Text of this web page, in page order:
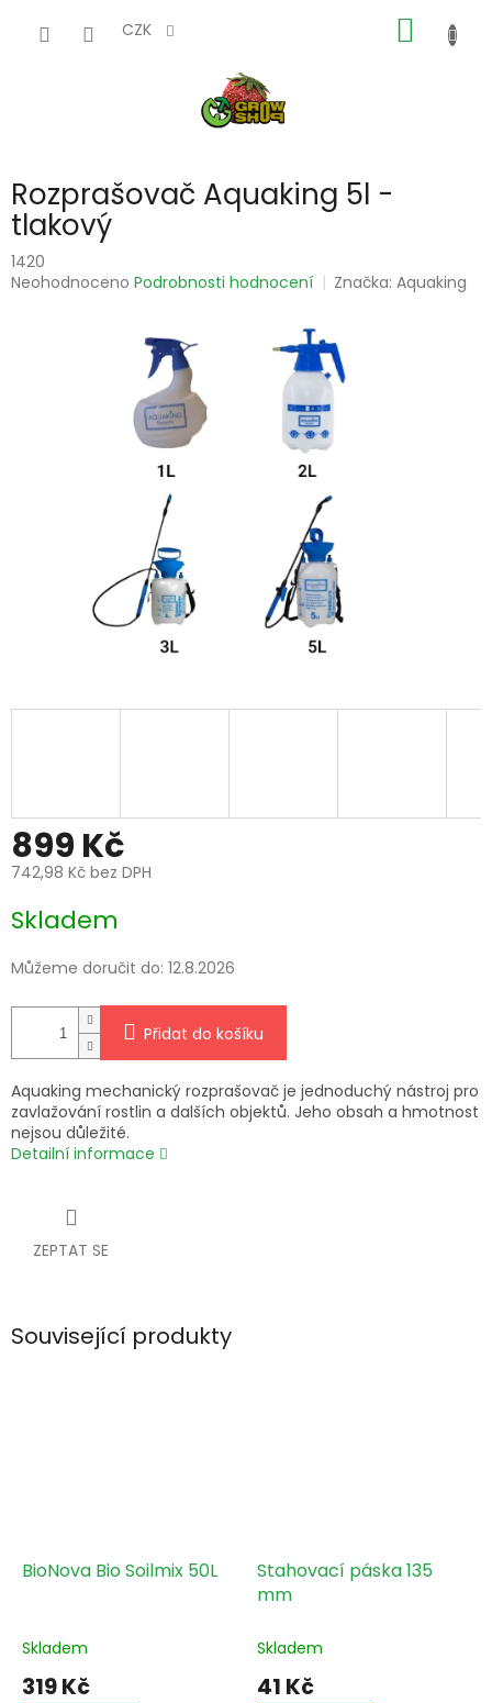
CZK
KOŠÍK
Rozprašovač Aquaking 5l -
tlakový
1420
Průměrné
Neohodnoceno Podrobnosti hodnocení Značka:Aquaking
899 Kč
742,98 Kč bez DPH
cena:
Skladem
Můžeme doručit do: 12.8.2026
Přidat do košíku
Aquaking mechanický rozprašovač je jednoduchý nástroj pro
zavlažování rostlin a dalších objektů. Jeho obsah a hmotnost
nejsou důležité.
Detailní informace
ZEPTAT SE
Související produkty
BioNova Bio Soilmix 50L
Skladem
319 Kč
Stahovací páska 135
mm
Skladem
41 Kč